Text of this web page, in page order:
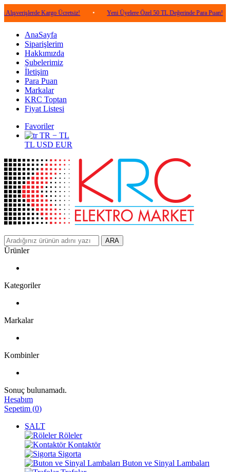
Kargo Ücretsiz! • Yeni Üyelere Özel 50 TL Değerinde Para Puan! •
AnaSayfa
Siparişlerim
Hakkımızda
Şubelerimiz
İletişim
Para Puan
Markalar
KRC Toptan
Fiyat Listesi
Favoriler
TR − TL
TL USD EUR
ARA
Ürünler
Kategoriler
Markalar
Kombinler
Sonuç bulunamadı.
Hesabım
Sepetim (0)
ŞALT
Röleler
Kontaktör
Sigorta
Buton ve Sinyal Lambaları